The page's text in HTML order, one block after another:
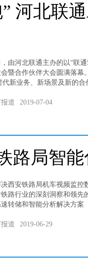
河北联
，由河北联通主办的以“联
暨合作伙伴大会圆满落幕
代新业务、新场景及新的
道 2019-07-04
路局智
西安铁路局机车视频监控
路行业的深刻洞察和领先
转储和智能分析解决方案
道 2019-06-29